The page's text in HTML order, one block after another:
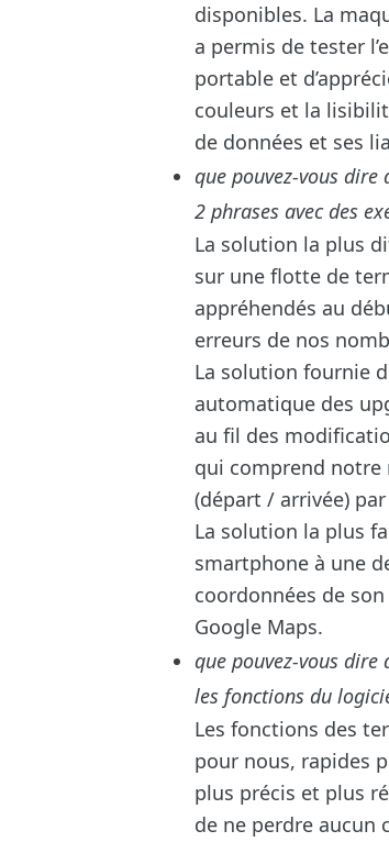
disponibles. La
a permis de tester
portable et
couleurs et la
de données et ses
que pouvez-vous dire
2 phrases avec des
La solution la plus
sur une flotte de
appréhendés au
erreurs de nos
La solution fournie
automatique des
au fil des
qui comprend notre
(départ / arrivée)
La solution la plus
smartphone à une
coordonnées de
Google Maps.
que pouvez-vous
les fonctions du
Les fonctions des
pour nous, rapides
plus précis et plus
de ne perdre aucun